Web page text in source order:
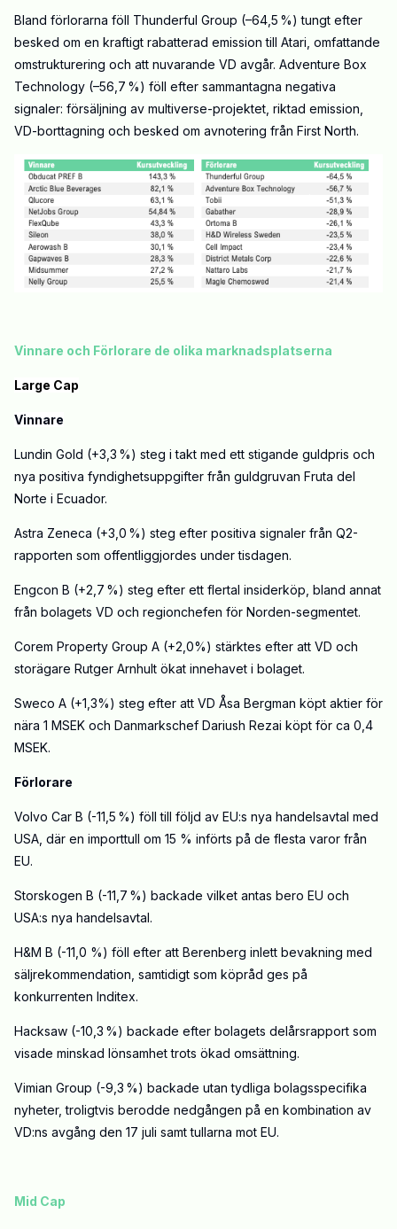
Bland förlorarna föll Thunderful Group (–64,5 %) tungt efter
besked om en kraftigt rabatterad emission till Atari, omfattande
omstrukturering och att nuvarande VD avgår. Adventure Box
Technology (–56,7 %) föll efter sammantagna negativa
signaler: försäljning av multiverse-projektet, riktad emission,
VD-borttagning och besked om avnotering från First North.
Vinnare och Förlorare de olika marknadsplatserna
Large Cap
Vinnare
Lundin Gold (+3,3 %) steg i takt med ett stigande guldpris och
nya positiva fyndighetsuppgifter från guldgruvan Fruta del
Norte i Ecuador.
Astra Zeneca (+3,0 %) steg efter positiva signaler från Q2-
rapporten som offentliggjordes under tisdagen.
Engcon B (+2,7 %) steg efter ett flertal insiderköp, bland annat
från bolagets VD och regionchefen för Norden-segmentet.
Corem Property Group A (+2,0%) stärktes efter att VD och
storägare Rutger Arnhult ökat innehavet i bolaget.
Sweco A (+1,3%) steg efter att VD Åsa Bergman köpt aktier för
nära 1 MSEK och Danmarkschef Dariush Rezai köpt för ca 0,4
MSEK.
Förlorare
Volvo Car B (-11,5 %) föll till följd av EU:s nya handelsavtal med
USA, där en importtull om 15 % införts på de flesta varor från
EU.
Storskogen B (-11,7 %) backade vilket antas bero EU och
USA:s nya handelsavtal.
H&M B (-11,0 %) föll efter att Berenberg inlett bevakning med
säljrekommendation, samtidigt som köpråd ges på
konkurrenten Inditex.
Hacksaw (-10,3 %) backade efter bolagets delårsrapport som
visade minskad lönsamhet trots ökad omsättning.
Vimian Group (-9,3 %) backade utan tydliga bolagsspecifika
nyheter, troligtvis berodde nedgången på en kombination av
VD:ns avgång den 17 juli samt tullarna mot EU.
Mid Cap